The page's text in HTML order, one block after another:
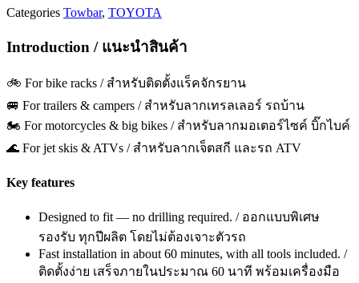
Categories Towbar, TOYOTA
Introduction / แนะนำสินค้า
🚲 For bike racks / สำหรับติดตั้งแร็คจักรยาน
🚐 For trailers & campers / สำหรับลากเทรลเลอร์ รถบ้าน
🏍️ For motorcycles & big bikes / สำหรับลากมอเตอร์ไซค์ บิ๊กไบค์
🌊 For jet skis & ATVs / สำหรับลากเจ็ตสกี และรถ ATV
Key features
Designed to fit — no drilling required. / ออกแบบพิเศษ
รองรับ ทุกปีผลิต โดยไม่ต้องเจาะตัวรถ
Fast installation in about 60 minutes, with all tools included. /
ติดตั้งง่าย เสร็จภายในประมาณ 60 นาที พร้อมเครื่องมือ